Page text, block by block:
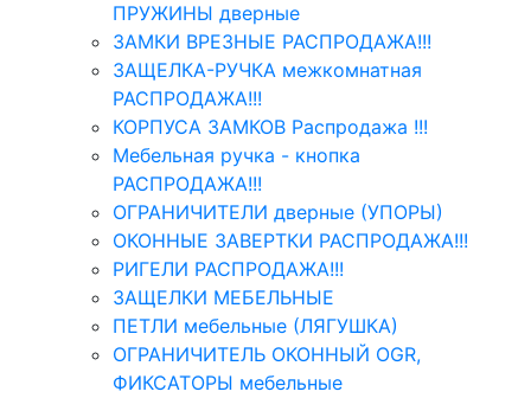
ПРУЖИНЫ дверные
ЗАМКИ ВРЕЗНЫЕ РАСПРОДАЖА!!!
ЗАЩЕЛКА-РУЧКА межкомнатная
РАСПРОДАЖА!!!
КОРПУСА ЗАМКОВ Распродажа !!!
Мебельная ручка - кнопка
РАСПРОДАЖА!!!
ОГРАНИЧИТЕЛИ дверные (УПОРЫ)
ОКОННЫЕ ЗАВЕРТКИ РАСПРОДАЖА!!!
РИГЕЛИ РАСПРОДАЖА!!!
ЗАЩЕЛКИ МЕБЕЛЬНЫЕ
ПЕТЛИ мебельные (ЛЯГУШКА)
ОГРАНИЧИТЕЛЬ ОКОННЫЙ OGR,
ФИКСАТОРЫ мебельные